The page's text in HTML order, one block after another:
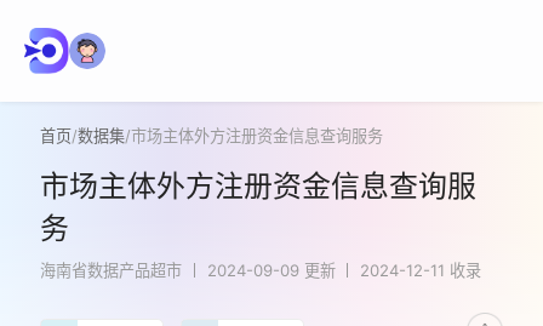
首页/数据集/市场主体外方注册资金信息查询服务
市场主体外方注册资金信息查询服
务
海南省数据产品超市 2024-09-09 更新 2024-12-11 收录